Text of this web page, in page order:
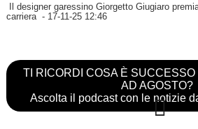
Il designer garessino Giorgetto Giugiaro
carriera - 17-11-25 12:46
TI RICORDI COSA È SUCCESSO
AD AGOSTO?
Ascolta il podcast con le notizie